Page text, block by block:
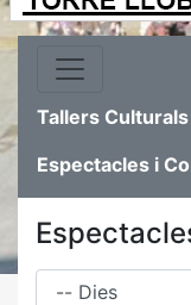
Tallers Culturals
Espectacles i
Dies